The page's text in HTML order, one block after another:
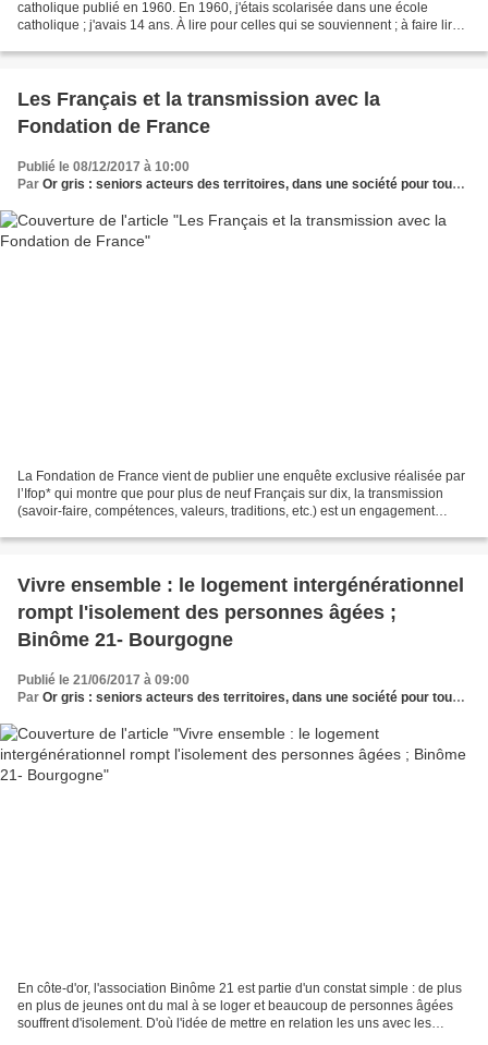
catholique publié en 1960. En 1960, j'étais scolarisée dans une école
catholique ; j'avais 14 ans. À lire pour celles qui se souviennent ; à faire lire
Les Français et la transmission avec la
Fondation de France
Publié le 08/12/2017 à 10:00
Par Or gris : seniors acteurs des territoires, dans une société pour tous les âges
La Fondation de France vient de publier une enquête exclusive réalisée par
l’Ifop* qui montre que pour plus de neuf Français sur dix, la transmission
(savoir-faire, compétences, valeurs, traditions, etc.) est un engagement
Vivre ensemble : le logement intergénérationnel
rompt l'isolement des personnes âgées ;
Binôme 21- Bourgogne
Publié le 21/06/2017 à 09:00
Par Or gris : seniors acteurs des territoires, dans une société pour tous les âges
En côte-d'or, l'association Binôme 21 est partie d'un constat simple : de plus
en plus de jeunes ont du mal à se loger et beaucoup de personnes âgées
souffrent d'isolement. D'où l'idée de mettre en relation les uns avec les